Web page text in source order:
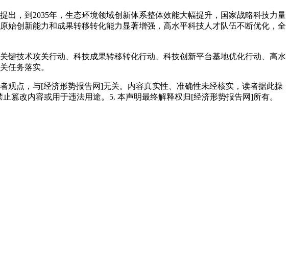
，到2035年，生态环境领域创新体系整体效能大幅提升，国家战略科技力量
创新能力和成果转移转化能力显著增强，高水平科技人才队伍不断优化，全
技术攻关行动、科技成果转移转化行动、科技创新平台基地优化行动、高水
任务落实。
观点，与[经济形势报告网]无关。内容真实性、准确性未经核实，读者据此操
篡改内容或用于违法用途。5. 本声明最终解释权归[经济形势报告网]所有。